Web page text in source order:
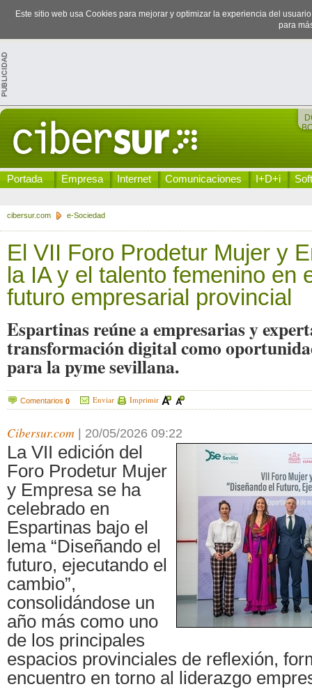
Este sitio web usa Cookies para mejorar y optimizar la experiencia del
para
Portada Empresa Internet Comunicaciones I+D+i
cibersur.com e-Sociedad
El VII Foro Prodetur Mujer y
la IA y el talento femenino en
futuro empresarial provincial
Espartinas reúne a empresarias y
transformación digital como
para la pyme sevillana.
Comentarios 0 Enviar Imprimir
Cibersur.com 20/05/2026 09:22
La VII edición del
Foro Prodetur Mujer
y Empresa se ha
celebrado en
Espartinas bajo el
lema “Diseñando el
futuro, ejecutando el
cambio”,
consolidándose un
año más como uno
de los principales
espacios provinciales de reflexión,
encuentro en torno al liderazgo